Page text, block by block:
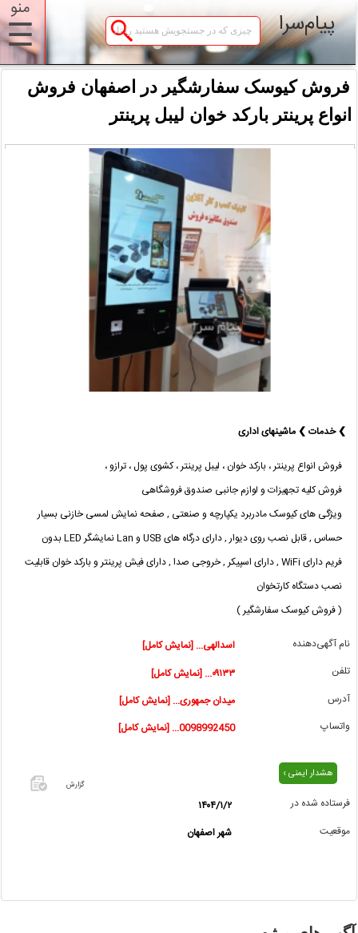
منو
☰ پیام‌سرا
فروش کیوسک سفارشگیر در اصفهان فروش
انواع پرینتر بارکد خوان لیبل پرینتر
❯ خدمات ❯ ماشینهای اداری
فروش انواع پرینتر ، بارکد خوان ، لیبل پرینتر ، کشوی پول ، ترازو ،
فروش کلیه تجهیزات و لوازم جانبی صندوق فروشگاهی
ویژگی های کیوسک مادربرد یکپارچه و صنعتی , صفحه نمایش لمسی خازنی بسیار
حساس , قابل نصب روی دیوار , دارای درگاه های USB و Lan نمایشگر LED بدون
فریم دارای WiFi , دارای اسپیکر , خروجی صدا , دارای فیش پرینتر و بارکد خوان قابلیت
نصب دستگاه کارتخوان
( فروش کیوسک سفارشگیر )
نام آگهی‌دهنده
اسدالهی... [نمایش کامل]
تلفن
۰۹۱۳۳... [نمایش کامل]
آدرس
میدان جمهوری... [نمایش کامل]
واتساپ
0098992450... [نمایش کامل]
هشدار ایمنی ›
گزارش
فرستاده شده در
۱۴۰۴/۱/۲
موقعیت
شهر اصفهان